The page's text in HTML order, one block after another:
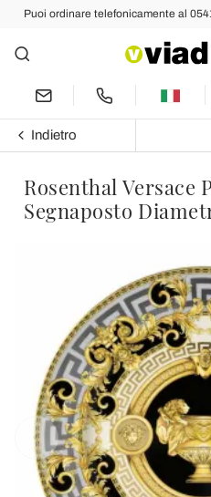
Puoi ordinare telefonicamente al
Indietro
Rosenthal Versace
Segnaposto